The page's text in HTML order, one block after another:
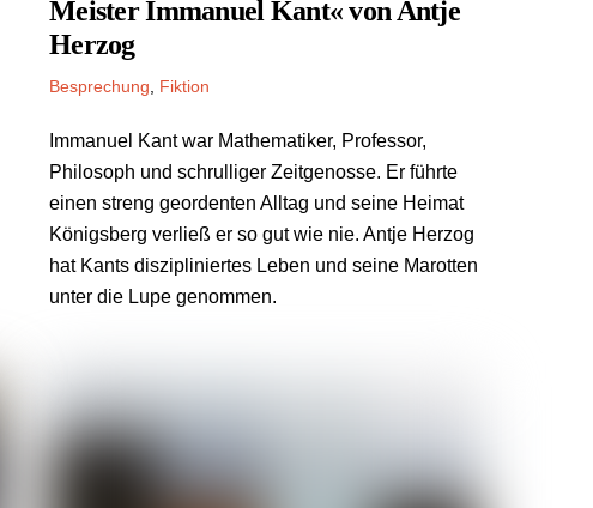
Meister Immanuel Kant« von Antje
Herzog
Besprechung Fiktion
Immanuel Kant war Mathematiker, Professor,
Philosoph und schrulliger Zeitgenosse. Er führte
einen streng geordenten Alltag und seine Heimat
Königsberg verließ er so gut wie nie. Antje Herzog
hat Kants diszipliniertes Leben und seine Marotten
unter die Lupe genommen.